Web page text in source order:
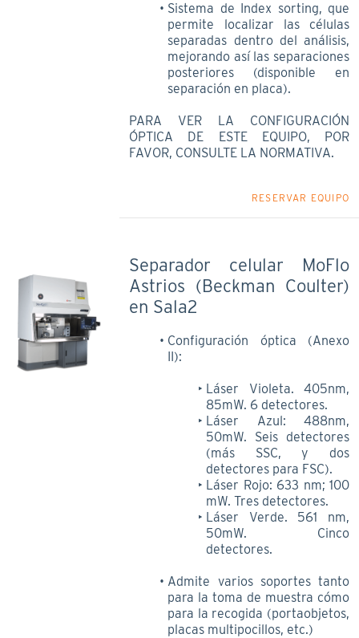
Sistema de Index sorting, que
permite localizar las células
separadas dentro del análisis,
mejorando así las separaciones
posteriores (disponible en
separación en placa).
PARA VER LA CONFIGURACIÓN
ÓPTICA DE ESTE EQUIPO, POR
FAVOR, CONSULTE LA NORMATIVA.
RESERVAR EQUIPO
Separador celular MoFlo
Astrios (Beckman Coulter)
en Sala2
Configuración óptica (Anexo
II):
Láser Violeta. 405nm,
85mW. 6 detectores.
Láser Azul: 488nm,
50mW. Seis detectores
(más SSC, y dos
detectores para FSC).
Láser Rojo: 633 nm; 100
mW. Tres detectores.
Láser Verde. 561 nm,
50mW. Cinco
detectores.
Admite varios soportes tanto
para la toma de muestra cómo
para la recogida (portaobjetos,
placas multipocillos, etc.)